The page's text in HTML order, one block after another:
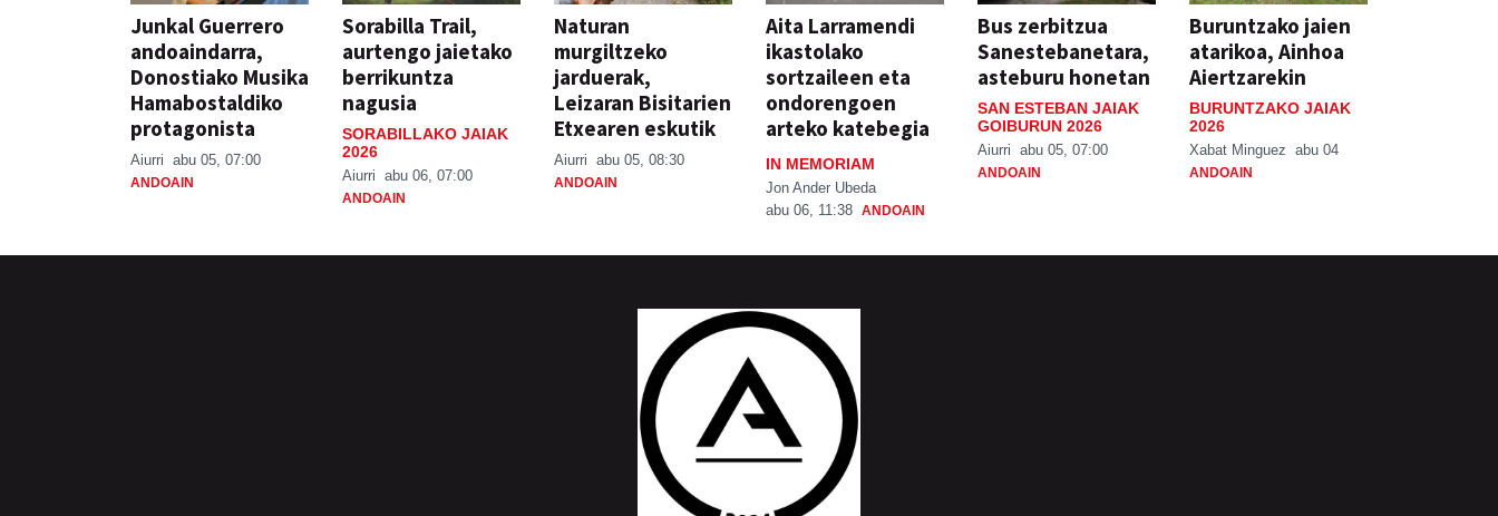
Junkal Guerrero
andoaindarra,
Donostiako Musika
Hamabostaldiko
protagonista
Aiurri abu 05, 07:00
ANDOAIN
Sorabilla Trail,
aurtengo jaietako
berrikuntza
nagusia
SORABILLAKO JAIAK
2026
Aiurri abu 06, 07:00
ANDOAIN
Naturan
murgiltzeko
jarduerak,
Leizaran Bisitarien
Etxearen eskutik
Aiurri abu 05, 08:30
ANDOAIN
Aita Larramendi
ikastolako
sortzaileen eta
ondorengoen
arteko katebegia
IN MEMORIAM
Jon Ander Ubeda
abu 06, 11:38 ANDOAIN
Bus zerbitzua
Sanestebanetara,
asteburu honetan
SAN ESTEBAN JAIAK
GOIBURUN 2026
Aiurri abu 05, 07:00
ANDOAIN
Buruntzako jaien
atarikoa, Ainhoa
Aiertzarekin
BURUNTZAKO JAIAK
2026
Xabat Minguez abu 04
ANDOAIN